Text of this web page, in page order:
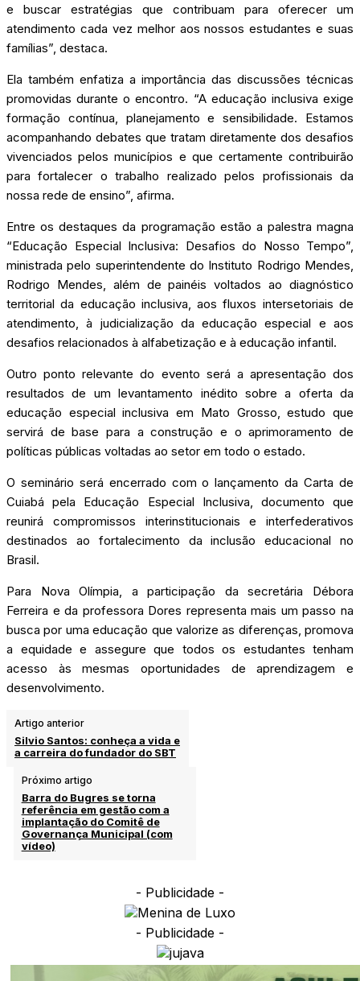
e buscar estratégias que contribuam para oferecer um
atendimento cada vez melhor aos nossos estudantes e suas
famílias”, destaca.
Ela também enfatiza a importância das discussões técnicas
promovidas durante o encontro. “A educação inclusiva exige
formação contínua, planejamento e sensibilidade. Estamos
acompanhando debates que tratam diretamente dos desafios
vivenciados pelos municípios e que certamente contribuirão
para fortalecer o trabalho realizado pelos profissionais da
nossa rede de ensino”, afirma.
Entre os destaques da programação estão a palestra magna
“Educação Especial Inclusiva: Desafios do Nosso Tempo”,
ministrada pelo superintendente do Instituto Rodrigo Mendes,
Rodrigo Mendes, além de painéis voltados ao diagnóstico
territorial da educação inclusiva, aos fluxos intersetoriais de
atendimento, à judicialização da educação especial e aos
desafios relacionados à alfabetização e à educação infantil.
Outro ponto relevante do evento será a apresentação dos
resultados de um levantamento inédito sobre a oferta da
educação especial inclusiva em Mato Grosso, estudo que
servirá de base para a construção e o aprimoramento de
políticas públicas voltadas ao setor em todo o estado.
O seminário será encerrado com o lançamento da Carta de
Cuiabá pela Educação Especial Inclusiva, documento que
reunirá compromissos interinstitucionais e interfederativos
destinados ao fortalecimento da inclusão educacional no
Brasil.
Para Nova Olímpia, a participação da secretária Débora
Ferreira e da professora Dores representa mais um passo na
busca por uma educação que valorize as diferenças, promova
a equidade e assegure que todos os estudantes tenham
acesso às mesmas oportunidades de aprendizagem e
desenvolvimento.
Artigo anterior
Silvio Santos: conheça a vida e
a carreira do fundador do SBT
Próximo artigo
Barra do Bugres se torna
referência em gestão com a
implantação do Comitê de
Governança Municipal (com
vídeo)
- Publicidade -
- Publicidade -